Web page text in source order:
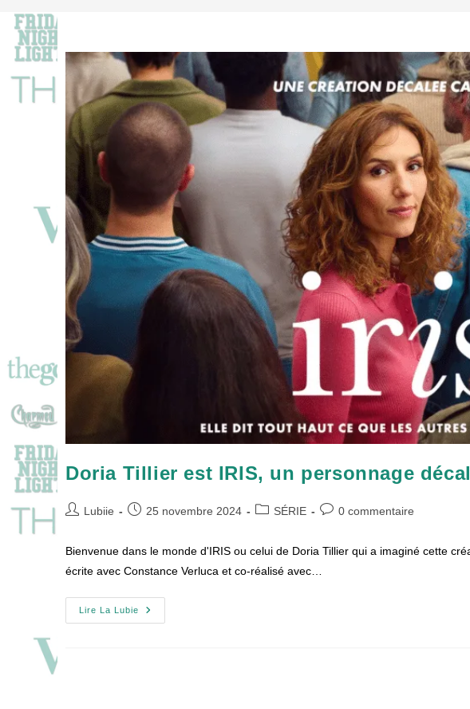
Doria Tillier est IRIS, un personnage
Auteur/autrice
Lubiie
Publication
25 novembre 2024
PostSÉRIE
Commentaires
publication :
0 commentaire
Bienvenue dans le monde d'IRIS ou celui de Doria Tillier qui a imaginé cette
écrite avec Constance Verluca et co-réalisé avec…
Lire La Lubie
Doria
Tillier